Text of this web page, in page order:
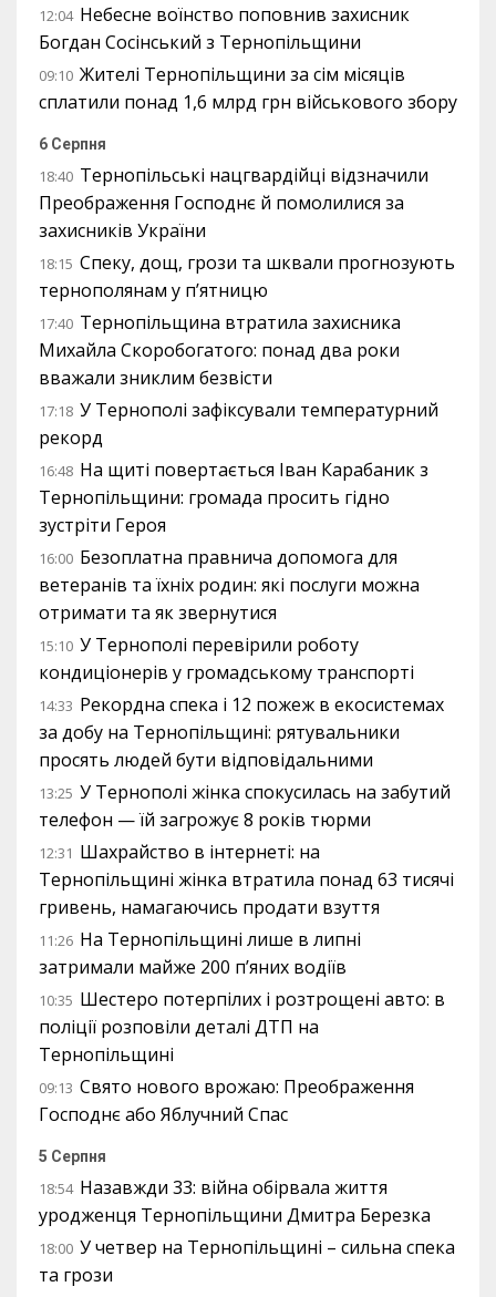
12:04 Небесне воїнство поповнив захисник
Богдан Сосінський з Тернопільщини
09:10 Жителі Тернопільщини за сім місяців
сплатили понад 1,6 млрд грн військового збору
6 Серпня
18:40 Тернопільські нацгвардійці відзначили
Преображення Господнє й помолилися за
захисників України
18:15 Спеку, дощ, грози та шквали прогнозують
тернополянам у п’ятницю
17:40 Тернопільщина втратила захисника
Михайла Скоробогатого: понад два роки
вважали зниклим безвісти
17:18 У Тернополі зафіксували температурний
рекорд
16:48 На щиті повертається Іван Карабаник з
Тернопільщини: громада просить гідно
зустріти Героя
16:00 Безоплатна правнича допомога для
ветеранів та їхніх родин: які послуги можна
отримати та як звернутися
15:10 У Тернополі перевірили роботу
кондиціонерів у громадському транспорті
14:33 Рекордна спека і 12 пожеж в екосистемах
за добу на Тернопільщині: рятувальники
просять людей бути відповідальними
13:25 У Тернополі жінка спокусилась на забутий
телефон — їй загрожує 8 років тюрми
12:31 Шахрайство в інтернеті: на
Тернопільщині жінка втратила понад 63 тисячі
гривень, намагаючись продати взуття
11:26 На Тернопільщині лише в липні
затримали майже 200 п’яних водіїв
10:35 Шестеро потерпілих і розтрощені авто: в
поліції розповіли деталі ДТП на
Тернопільщині
09:13 Свято нового врожаю: Преображення
Господнє або Яблучний Спас
5 Серпня
18:54 Назавжди 33: війна обірвала життя
уродженця Тернопільщини Дмитра Березка
18:00 У четвер на Тернопільщині – сильна спека
та грози